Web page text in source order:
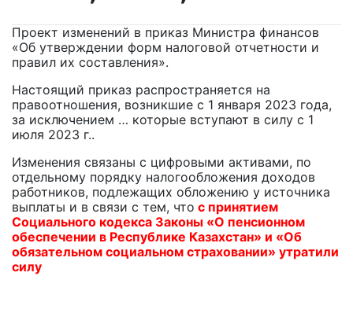
Проект изменений в приказ Министра финансов
«Об утверждении форм налоговой отчетности и
правил их составления».
Настоящий приказ распространяется на
правоотношения, возникшие с 1 января 2023 года,
за исключением … которые вступают в силу с 1
июля 2023 г..
Изменения связаны с цифровыми активами, по
отдельному порядку налогообложения доходов
работников, подлежащих обложению у источника
выплаты и в связи с тем, что с принятием
Социального кодекса Законы «О пенсионном
обеспечении в Республике Казахстан» и «Об
обязательном социальном страховании» утратили
силу